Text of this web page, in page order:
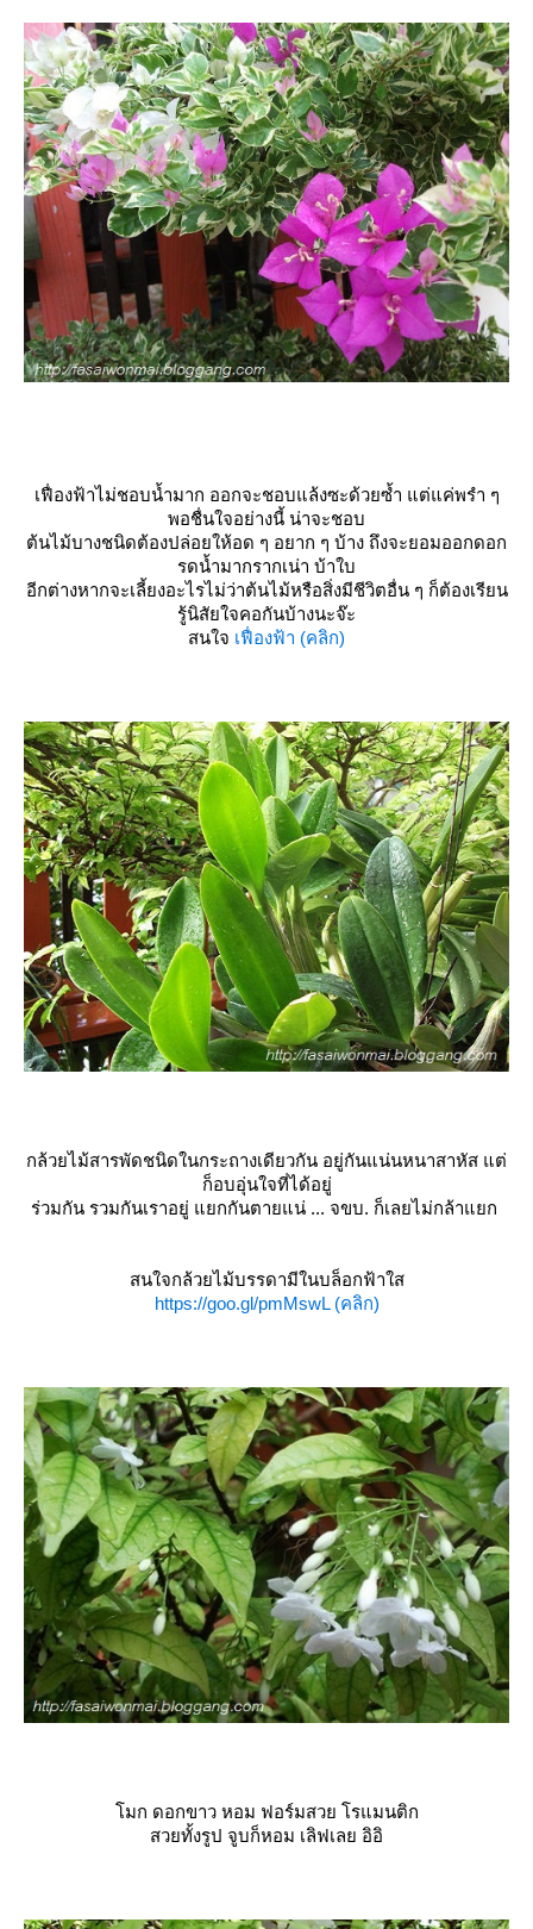
เฟื่องฟ้าไม่ชอบน้ำมาก ออกจะชอบแล้งซะด้วยซ้ำ แต่แค่พรำ ๆ
พอชื่นใจอย่างนี้ น่าจะชอบ
ต้นไม้บางชนิดต้องปล่อยให้อด ๆ อยาก ๆ บ้าง ถึงจะยอมออกดอก
รดน้ำมากรากเน่า บ้าใบ
อีกต่างหากจะเลี้ยงอะไรไม่ว่าต้นไม้หรือสิ่งมีชีวิตอื่น ๆ ก็ต้องเรียน
รู้นิสัยใจคอกันบ้างนะจ๊ะ
สนใจ เฟื่องฟ้า (คลิก)
กล้วยไม้สารพัดชนิดในกระถางเดียวกัน อยู่กันแน่นหนาสาหัส แต่
ก็อบอุ่นใจที่ได้อยู่
ร่วมกัน รวมกันเราอยู่ แยกกันตายแน่ ... จขบ. ก็เลยไม่กล้าแยก
สนใจกล้วยไม้บรรดามีในบล็อกฟ้าใส
https://goo.gl/pmMswL (คลิก)
มก ดอกขาว หอม ฟอร์มสวย โรแมนติก
สวยทั้งรูป จูบก็หอม เลิฟเลย อิอิ